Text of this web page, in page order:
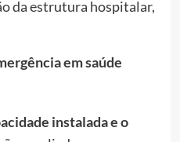
da estrutura hospitalar,
em saúde
instalada e o